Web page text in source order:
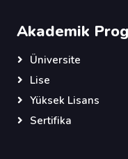
Akademik
Üniversite
Lise
Yüksek Lisans
Sertifika